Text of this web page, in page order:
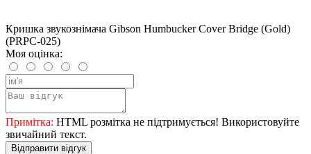
Кришка звукознімача Gibson Humbucker Cover Bridge (Gold)
(PRPC-025)
Моя оцінка:
Примітка: HTML розмітка не підтримується! Використовуйте
звичайний текст.
Відправити відгук